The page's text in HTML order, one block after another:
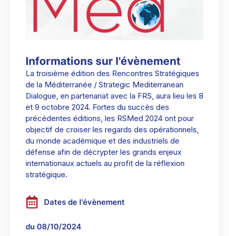
Informations sur l'évènement
La troisième édition des Rencontres Stratégiques
de la Méditerranée / Strategic Mediterranean
Dialogue, en partenariat avec la FRS, aura lieu les 8
et 9 octobre 2024. Fortes du succès des
précédentes éditions, les RSMed 2024 ont pour
objectif de croiser les regards des opérationnels,
du monde académique et des industriels de
défense afin de décrypter les grands enjeux
internationaux actuels au profit de la réflexion
stratégique.
Dates de l'évènement
du 08/10/2024